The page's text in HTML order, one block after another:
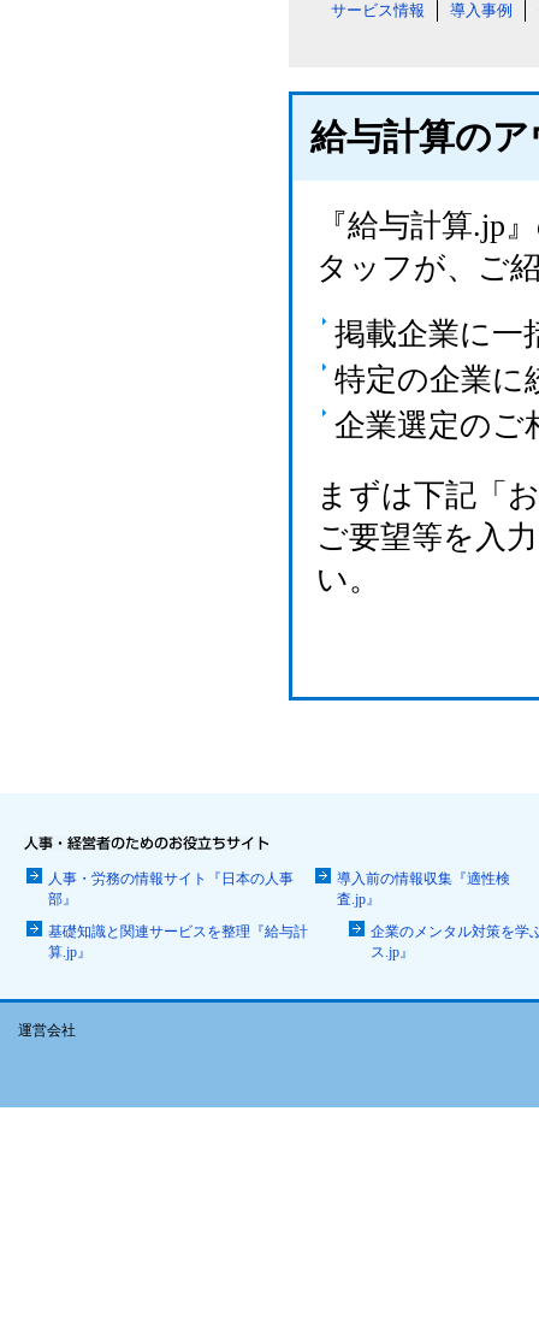
サービス情報 導入事例
給与計算の
『給与計算.jp
タッフが、ご
掲載企業に一
特定の企業に
企業選定のご
まずは下記「
ご要望等を入
い。
人事・労務の情報サイト『日本の人事
部』
導入前の情報収集『適性検
査.jp』
基礎知識と関連サービスを整理『給与計
算.jp』
企業のメンタル対策を学
ス.jp』
運営会社